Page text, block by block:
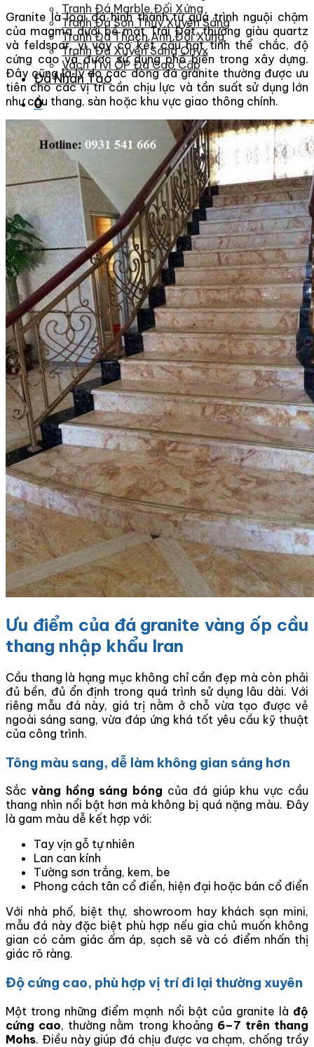
Tranh Đá Marble Đối Xứng
Tranh Đá Sơn Thủy Xuyên Sáng
Tranh Đá Thạch Anh Đối Xứng
Tranh Đá Xuyên Sáng Onyx
Vách Tivi ỐP Đá Cao Cấp
Đá Nhân Tạo
0
Giỏ hàng
Chưa có sản phẩm trong giỏ hàng.
Granite là loại đá hình thành từ quá trình nguội chậm
của magma dưới bề mặt Trái Đất, thường giàu quartz
và feldspar, vì vậy có kết cấu hạt tinh thể chắc, độ
cứng cao và được sử dụng phổ biến trong xây dựng.
Đây cũng là lý do các dòng đá granite thường được ưu
tiên cho các vị trí cần chịu lực và tần suất sử dụng lớn
như cầu thang, sàn hoặc khu vực giao thông chính.
Ưu điểm của đá granite vàng ốp cầu
thang nhập khẩu Iran
Cầu thang là hạng mục không chỉ cần đẹp mà còn phải
đủ bền, đủ ổn định trong quá trình sử dụng lâu dài. Với
riêng mẫu đá này, giá trị nằm ở chỗ vừa tạo được vẻ
ngoài sáng sang, vừa đáp ứng khá tốt yêu cầu kỹ thuật
của công trình.
Tông màu sang, dễ làm không gian sáng hơn
Sắc vàng hồng sáng bóng của đá giúp khu vực cầu
thang nhìn nổi bật hơn mà không bị quá nặng màu. Đây
là gam màu dễ kết hợp với:
Tay vịn gỗ tự nhiên
Lan can kính
Tường sơn trắng, kem, be
Phong cách tân cổ điển, hiện đại hoặc bán cổ điển
Với nhà phố, biệt thự, showroom hay khách sạn mini,
mẫu đá này đặc biệt phù hợp nếu gia chủ muốn không
gian có cảm giác ấm áp, sạch sẽ và có điểm nhấn thị
giác rõ ràng.
Độ cứng cao, phù hợp vị trí đi lại thường xuyên
Một trong những điểm mạnh nổi bật của granite là độ
cứng cao, thường nằm trong khoảng 6–7 trên thang
Mohs. Điều này giúp đá chịu được va chạm, chống trầy